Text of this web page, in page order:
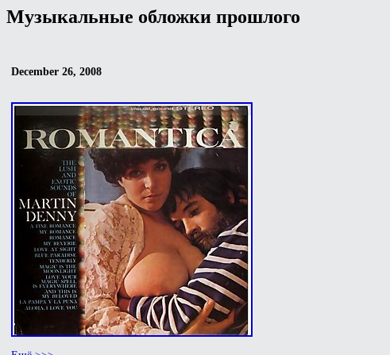
Музыкальные обложки прошлого
December 26, 2008